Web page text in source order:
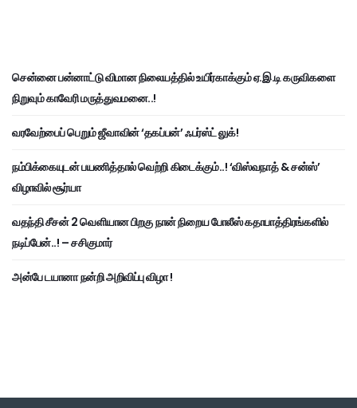
சென்னை பன்னாட்டு விமான நிலையத்தில் உயிர்காக்கும் ஏ.இ.டி கருவிகளை
நிறுவும் காவேரி மருத்துவமனை..!
வரவேற்பைப் பெறும் ஜீவாவின் ‘தகப்பன்’ ஃபர்ஸ்ட் லுக்!
நம்பிக்கையுடன் பயணித்தால் வெற்றி கிடைக்கும்..! ‘விஸ்வநாத் & சன்ஸ்’
விழாவில் சூர்யா
வதந்தி சீசன் 2 வெளியான பிறகு நான் நிறைய போலீஸ் கதாபாத்திரங்களில்
நடிப்பேன்..! – சசிகுமார்
அன்பே டயானா நன்றி அறிவிப்பு விழா !